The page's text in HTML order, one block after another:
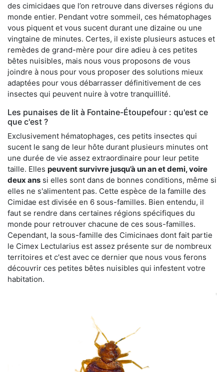
des cimicidaes que l’on retrouve dans diverses régions du
monde entier. Pendant votre sommeil, ces hématophages
vous piquent et vous sucent durant une dizaine ou une
vingtaine de minutes. Certes, il existe plusieurs astuces et
remèdes de grand-mère pour dire adieu à ces petites
bêtes nuisibles, mais nous vous proposons de vous
joindre à nous pour vous proposer des solutions mieux
adaptées pour vous débarrasser définitivement de ces
insectes qui peuvent nuire à votre tranquillité.
Les punaises de lit à Fontaine-Étoupefour : qu'est ce
que c'est ?
Exclusivement hématophages, ces petits insectes qui
sucent le sang de leur hôte durant plusieurs minutes ont
une durée de vie assez extraordinaire pour leur petite
taille. Elles peuvent survivre jusqu’à un an et demi, voire
deux ans si elles sont dans de bonnes conditions, même si
elles ne s'alimentent pas. Cette espèce de la famille des
Cimidae est divisée en 6 sous-familles. Bien entendu, il
faut se rendre dans certaines régions spécifiques du
monde pour retrouver chacune de ces sous-familles.
Cependant, la sous-famille des Cimicinaes dont fait partie
le Cimex Lectularius est assez présente sur de nombreux
territoires et c'est avec ce dernier que nous vous ferons
découvrir ces petites bêtes nuisibles qui infestent votre
habitation.